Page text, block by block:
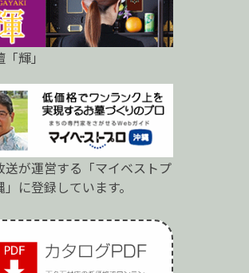
輝」
送が運営する「マイベストプ
」に登録しています。